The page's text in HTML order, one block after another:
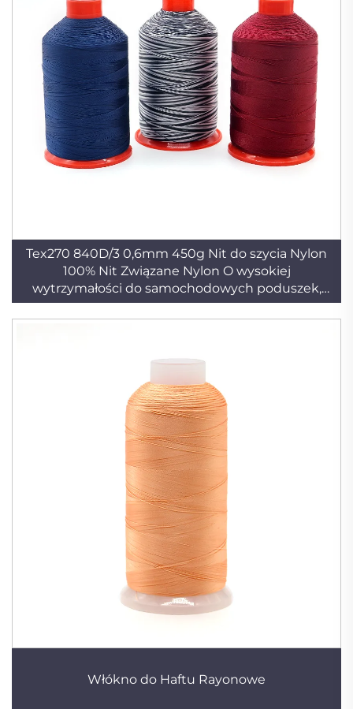
Tex270 840D/3 0,6mm 450g Nit do szycia Nylon
100% Nit Związane Nylon O wysokiej
wytrzymałości do samochodowych poduszek,
kanap, butów
Włókno do Haftu Rayonowe